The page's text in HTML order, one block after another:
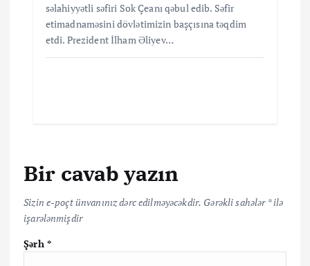
səlahiyyətli səfiri Sok Çeanı qəbul edib. Səfir
etimadnaməsini dövlətimizin başçısına təqdim
etdi. Prezident İlham Əliyev…
Bir cavab yazın
Sizin e-poçt ünvanınız dərc edilməyəcəkdir. Gərəkli sahələr *ilə
işarələnmişdir
Şərh *